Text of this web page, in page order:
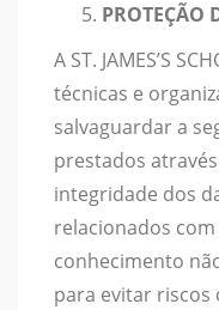
PROTEÇÃO
A ST. JAMES’S
técnicas e
salvaguardar a
prestados
integridade dos
relacionados
conhecimento
para evitar riscos